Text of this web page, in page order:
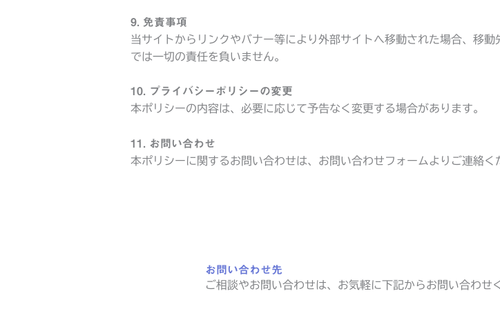
9. 免責事項
当サイトからリンクやバナー等により外部サイトへ移動された場合、移
では一切の責任を負いません。
10. プライバシーポリシーの変更
本ポリシーの内容は、必要に応じて予告なく変更する場合があります。
11. お問い合わせ
本ポリシーに関するお問い合わせは、お問い合わせフォームよりご連絡く
お問い合わせ先
ご相談やお問い合わせは、お気軽に下記からお問い合わせ